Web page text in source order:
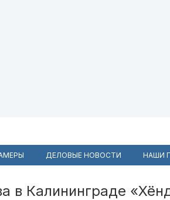
ДЕЛОВЫЕ НОВОСТИ НАШИ
в Калининграде